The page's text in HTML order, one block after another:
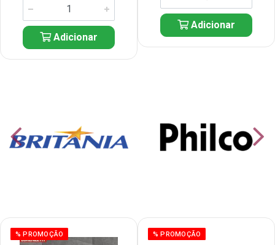
Adicionar
Adicionar
% PROMOÇÃO % PROMOÇÃO